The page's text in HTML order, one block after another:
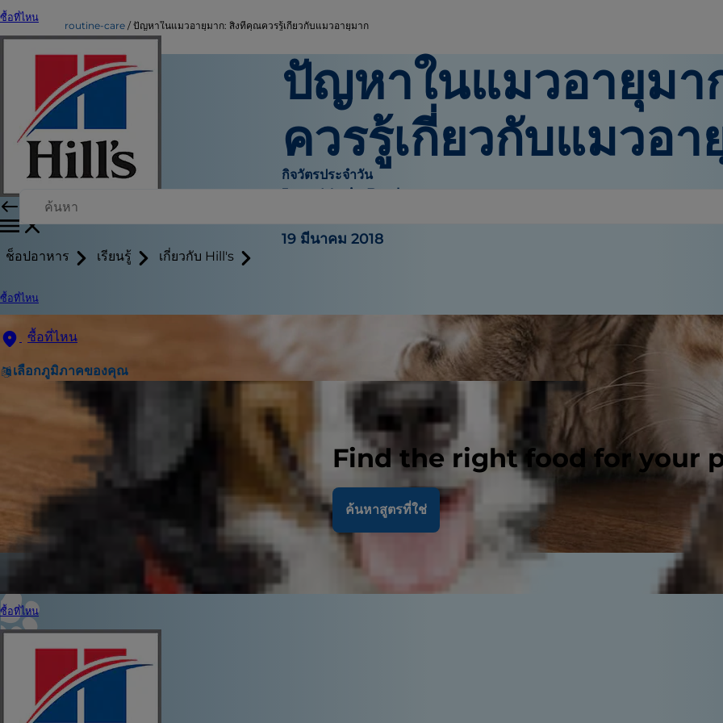
ซื้อที่ไหน
ช็อปอาหาร เรียนรู้ เกี่ยวกับ Hill's
ซื้อที่ไหน
ซื้อที่ไหน
เลือกภูมิภาคของคุณ
Find the right food for your
ค้นหาสูตรที่ใช่
ซื้อที่ไหน
routine-care ปัญหาในแมวอายุมาก: สิ่งที่คุณควรรู้เกี่ยวกับแมวอายุมาก
ปัญหาในแมวอายุม
ควรรู้เกี่ยวกับแมวอา
กิจวัตรประจำวัน
Jean Marie Bauhaus
19 มีนาคม 2018